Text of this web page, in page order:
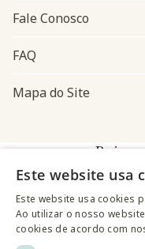
Fale Conosco
FAQ
Mapa do Site
Baixe
Este website usa
Este website usa cookies
Ao utilizar o nosso
cookies de acordo com